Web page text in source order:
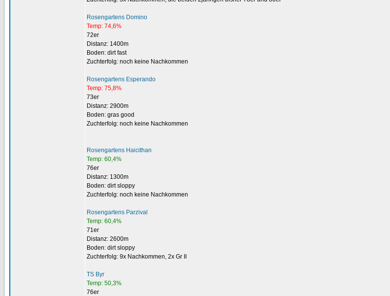
Rosengartens Domino
Temp: 74,6%
72er
Distanz: 1400m
Boden: dirt fast
Zuchterfolg: noch keine Nachkommen
Rosengartens Esperando
Temp: 75,8%
73er
Distanz: 2900m
Boden: gras good
Zuchterfolg: noch keine Nachkommen
Rosengartens Haicithan
Temp: 60,4%
76er
Distanz: 1300m
Boden: dirt sloppy
Zuchterfolg: noch keine Nachkommen
Rosengartens Parzival
Temp: 60,4%
71er
Distanz: 2600m
Boden: dirt sloppy
Zuchterfolg: 9x Nachkommen, 2x Gr II
TS Byr
Temp: 50,3%
76er